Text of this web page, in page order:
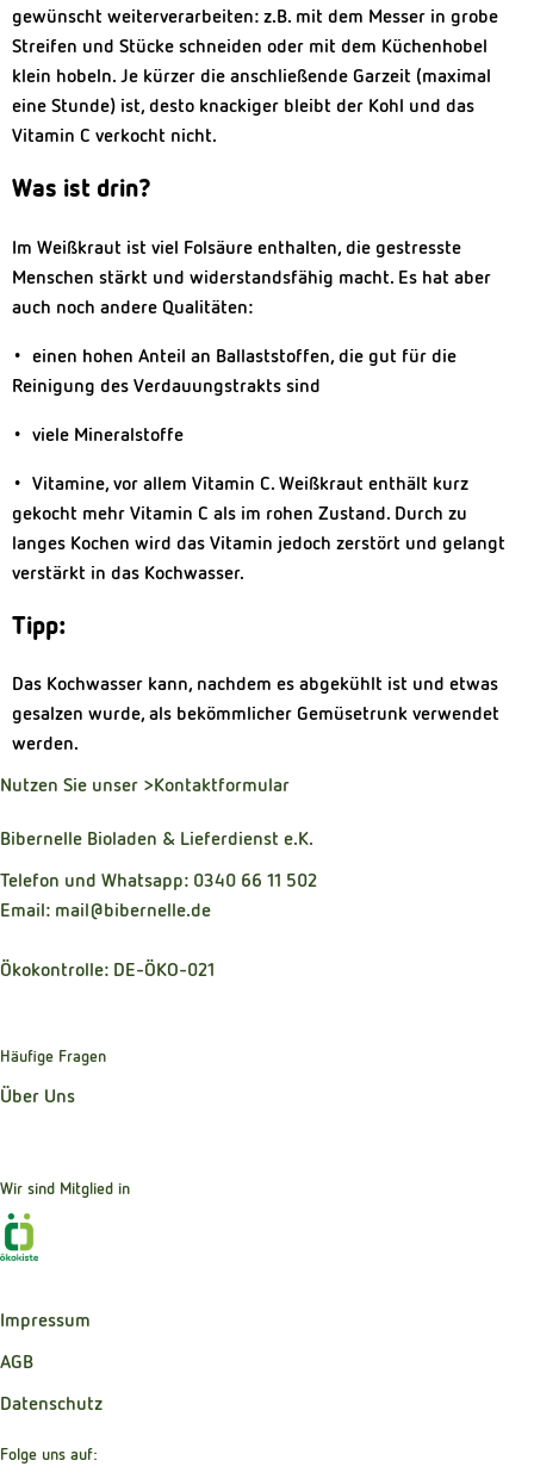
gewünscht weiterverarbeiten: z.B. mit dem Messer in grobe
Streifen und Stücke schneiden oder mit dem Küchenhobel
klein hobeln. Je kürzer die anschließende Garzeit (maximal
eine Stunde) ist, desto knackiger bleibt der Kohl und das
Vitamin C verkocht nicht.
Was ist drin?
Im Weißkraut ist viel Folsäure enthalten, die gestresste
Menschen stärkt und widerstandsfähig macht. Es hat aber
auch noch andere Qualitäten:
• einen hohen Anteil an Ballaststoffen, die gut für die
Reinigung des Verdauungstrakts sind
• viele Mineralstoffe
• Vitamine, vor allem Vitamin C. Weißkraut enthält kurz
gekocht mehr Vitamin C als im rohen Zustand. Durch zu
langes Kochen wird das Vitamin jedoch zerstört und gelangt
verstärkt in das Kochwasser.
Tipp:
Das Kochwasser kann, nachdem es abgekühlt ist und etwas
gesalzen wurde, als bekömmlicher Gemüsetrunk verwendet
werden.
Nutzen Sie unser >Kontaktformular
Bibernelle Bioladen & Lieferdienst e.K.
Telefon und Whatsapp: 0340 66 11 502
Email: mail@bibernelle.de
Ökokontrolle: DE-ÖKO-021
Häufige Fragen
Über Uns
Wir sind Mitglied in
Impressum
AGB
Datenschutz
Folge uns auf: